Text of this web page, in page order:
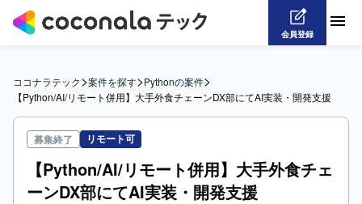
会員登録
ココナラテック>案件を探す>Pythonの案件>
【Python/AI/リモート併用】大手外食チェーンDX部にてAI実装・開発支援
募集終了 リモート可
【Python/AI/リモート併用】大手外食チェ
ーンDX部にてAI実装・開発支援